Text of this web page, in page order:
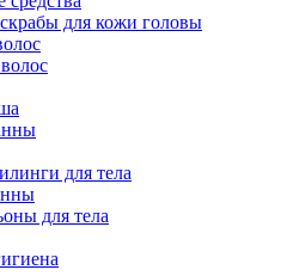
для кожи головы
для тела
для тела